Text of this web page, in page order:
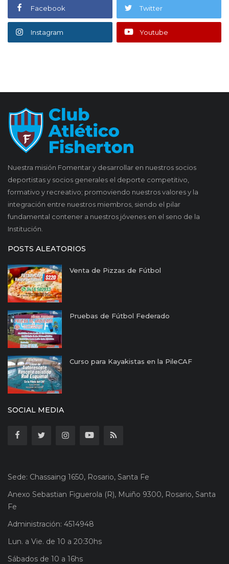
Facebook Twitter
Instagram Youtube
Nuestra misión Fomentar y desarrollar en nuestros socios
deportistas y socios generales el deporte competitivo,
formativo y recreativo; promoviendo nuestros valores y la
integración entre nuestros miembros, siendo el pilar
fundamental contener a nuestros jóvenes en el seno de la
Institución.
POSTS ALEATORIOS
Venta de Pizzas de Fútbol
Pruebas de Fútbol Federado
Curso para Kayakistas en la PileCAF
SOCIAL MEDIA
Sede: Chassaing 1650, Rosario, Santa Fe
Anexo Sebastian Figuerola (R), Muiño 9300, Rosario, Santa
Fe
Administración: 4514948
Lun. a Vie. de 10 a 20:30hs
Sábados de 10 a 16hs